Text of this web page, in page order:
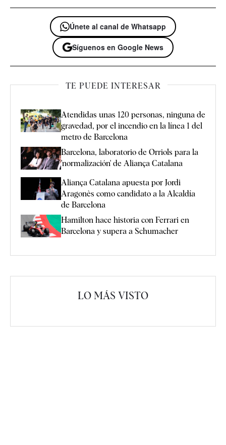
Únete al canal de Whatsapp
Síguenos en Google News
TE PUEDE INTERESAR
Atendidas unas 120 personas, ninguna de
gravedad, por el incendio en la línea 1 del
metro de Barcelona
Barcelona, laboratorio de Orriols para la
'normalización' de Aliança Catalana
Aliança Catalana apuesta por Jordi
Aragonès como candidato a la Alcaldía
de Barcelona
Hamilton hace historia con Ferrari en
Barcelona y supera a Schumacher
LO MÁS VISTO